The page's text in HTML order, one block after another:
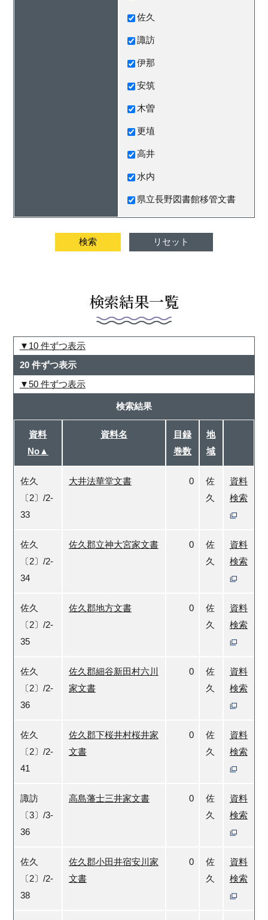
佐久
諏訪
伊那
安筑
木曽
更埴
高井
水内
県立長野図書館移管文書
検索結果一覧
10 件ずつ表示
20 件ずつ表示
50 件ずつ表示
検索結果
資料
No▲
資料名
目録
巻数
地
域
佐久
〔2〕/2-
33
大井法華堂文書 0
佐
久
資料
検索
佐久
〔2〕/2-
34
佐久郡立神大宮家文書 0
佐
久
資料
検索
佐久
〔2〕/2-
35
佐久郡地方文書 0
佐
久
資料
検索
佐久
〔2〕/2-
36
佐久郡細谷新田村六川
家文書
0
佐
久
資料
検索
佐久
〔2〕/2-
41
佐久郡下桜井村桜井家
文書
0
佐
久
資料
検索
諏訪
〔3〕/3-
36
高島藩士三井家文書 0
佐
久
資料
検索
佐久
〔2〕/2-
38
佐久郡小田井宿安川家
文書
0
佐
久
資料
検索